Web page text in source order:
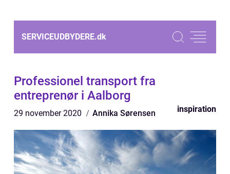
SERVICEUDBYDERE.dk
Professionel transport fra
entreprenør i Aalborg
29 november 2020 Annika Sørensen inspiration